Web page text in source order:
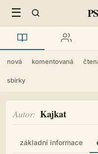
☰
nová komentovaná
sbírky
Autor Kajkat
základní informace